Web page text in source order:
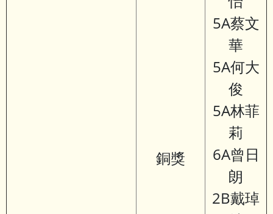
銅獎
5A蔡文
華
5A何大
俊
5A林菲
莉
6A曾日
朗
2B戴琸